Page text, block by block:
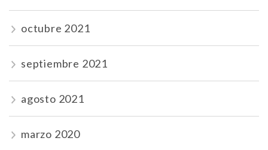
octubre 2021
septiembre 2021
agosto 2021
marzo 2020